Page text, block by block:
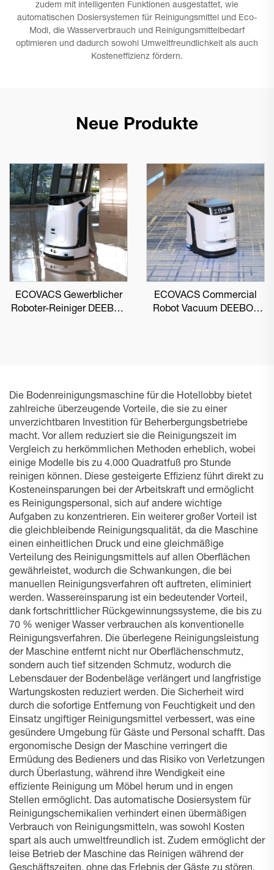
zudem mit intelligenten Funktionen ausgestattet, wie
automatischen Dosiersystemen für Reinigungsmittel und Eco-
Modi, die Wasserverbrauch und Reinigungsmittelbedarf
optimieren und dadurch sowohl Umweltfreundlichkeit als auch
Kosteneffizienz fördern.
Neue Produkte
ECOVACS Gewerblicher
Roboter-Reiniger DEEBOT
ECOVACS Commercial
Robot Vacuum DEEBOT
Die Bodenreinigungsmaschine für die Hotellobby bietet
zahlreiche überzeugende Vorteile, die sie zu einer
unverzichtbaren Investition für Beherbergungsbetriebe
macht. Vor allem reduziert sie die Reinigungszeit im
Vergleich zu herkömmlichen Methoden erheblich, wobei
einige Modelle bis zu 4.000 Quadratfuß pro Stunde
reinigen können. Diese gesteigerte Effizienz führt direkt zu
Kosteneinsparungen bei der Arbeitskraft und ermöglicht
es Reinigungspersonal, sich auf andere wichtige
Aufgaben zu konzentrieren. Ein weiterer großer Vorteil ist
die gleichbleibende Reinigungsqualität, da die Maschine
einen einheitlichen Druck und eine gleichmäßige
Verteilung des Reinigungsmittels auf allen Oberflächen
gewährleistet, wodurch die Schwankungen, die bei
manuellen Reinigungsverfahren oft auftreten, eliminiert
werden. Wassereinsparung ist ein bedeutender Vorteil,
dank fortschrittlicher Rückgewinnungssysteme, die bis zu
70 % weniger Wasser verbrauchen als konventionelle
Reinigungsverfahren. Die überlegene Reinigungsleistung
der Maschine entfernt nicht nur Oberflächenschmutz,
sondern auch tief sitzenden Schmutz, wodurch die
Lebensdauer der Bodenbeläge verlängert und langfristige
Wartungskosten reduziert werden. Die Sicherheit wird
durch die sofortige Entfernung von Feuchtigkeit und den
Einsatz ungiftiger Reinigungsmittel verbessert, was eine
gesündere Umgebung für Gäste und Personal schafft. Das
ergonomische Design der Maschine verringert die
Ermüdung des Bedieners und das Risiko von Verletzungen
durch Überlastung, während ihre Wendigkeit eine
effiziente Reinigung um Möbel herum und in engen
Stellen ermöglicht. Das automatische Dosiersystem für
Reinigungschemikalien verhindert einen übermäßigen
Verbrauch von Reinigungsmitteln, was sowohl Kosten
spart als auch umweltfreundlich ist. Zudem ermöglicht der
leise Betrieb der Maschine das Reinigen während der